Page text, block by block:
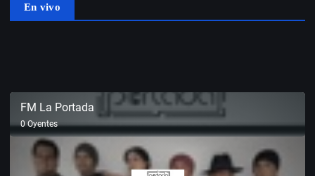
En vivo